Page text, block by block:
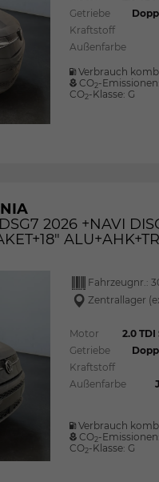
Getriebe
Kraftstoff
Außenfarbe
Verbrauch
CO2-Emissionen:
CO2-Klasse: G
2026 +NAVI
Fahrzeugnr.:
Zentrallager
Motor
2.0 TDI
Getriebe
Kraftstoff
Außenfarbe
Verbrauch
CO2-Emissionen:
CO2-Klasse: G